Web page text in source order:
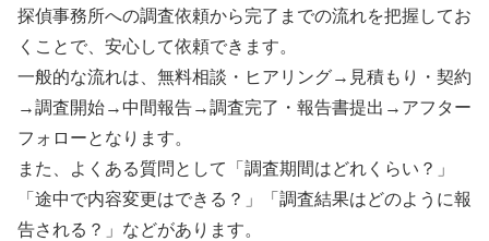
探偵事務所への調査依頼から完了までの流れを把握してお
くことで、安心して依頼できます。
一般的な流れは、無料相談・ヒアリング→見積もり・契約
→調査開始→中間報告→調査完了・報告書提出→アフター
フォローとなります。
また、よくある質問として「調査期間はどれくらい？」
「途中で内容変更はできる？」「調査結果はどのように報
告される？」などがあります。